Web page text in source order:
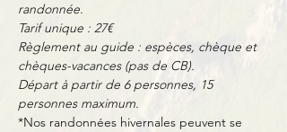
randonnée.
Tarif unique : 27€
Règlement au guide : espèces, chèque et
chèques-vacances (pas de CB).
Départ à partir de 6 personnes, 15
personnes maximum.
*Nos randonnées hivernales peuvent se